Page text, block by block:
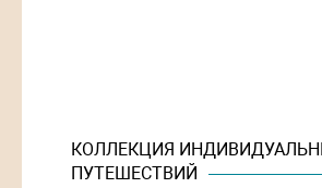
КОЛЛЕКЦИЯ
ПУТЕШЕСТВИЙ